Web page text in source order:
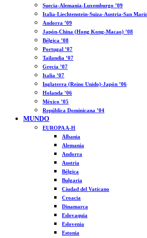
Suecia-Alemania-Luxemburgo ’09
Italia-Liechtenstein-Suiza-Austria-San
Andorra ’09
Japón-China (Hong Kong-Macao) ’08
Bélgica ’08
Portugal ’07
Tailandia ’07
Grecia ’07
Italia ’07
Inglaterra (Reino Unido)-Japón ’06
Holanda ’06
México ’05
República Dominicana ’04
MUNDO
EUROPA A-H
Albania
Alemania
Andorra
Austria
Bélgica
Bulgaria
Ciudad del Vaticano
Croacia
Dinamarca
Eslovaquia
Eslovenia
Estonia